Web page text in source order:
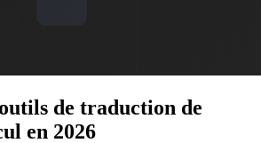
de traduction de
en 2026